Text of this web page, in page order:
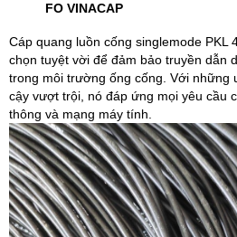
FO VINACAP
Cáp quang luồn cống singlemode PKL
chọn tuyệt vời để đảm bảo truyền dẫn
trong môi trường ống cống. Với những
cậy vượt trội, nó đáp ứng mọi yêu cầu
thông và mạng máy tính.